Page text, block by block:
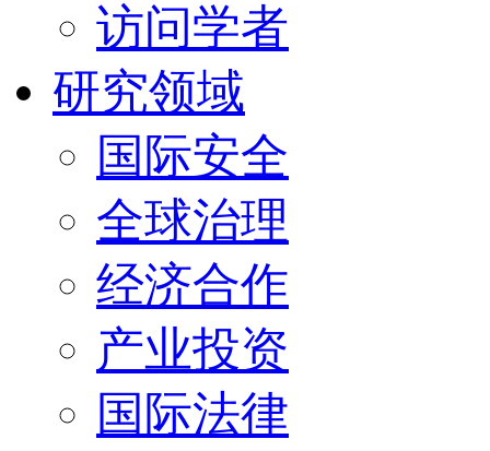
访问学者
研究领域
国际安全
全球治理
经济合作
产业投资
国际法律